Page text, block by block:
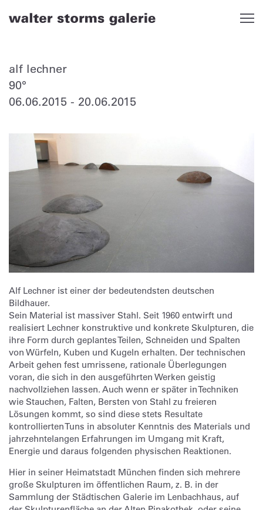
alf lechner
90°
06.06.2015 - 20.06.2015
Alf Lechner ist einer der bedeutendsten deutschen
Bildhauer.
Sein Material ist massiver Stahl. Seit 1960 entwirft und
realisiert Lechner konstruktive und konkrete Skulpturen, die
ihre Form durch geplantes Teilen, Schneiden und Spalten
von Würfeln, Kuben und Kugeln erhalten. Der technischen
Arbeit gehen fest umrissene, rationale Überlegungen
voran, die sich in den ausgeführten Werken geistig
nachvollziehen lassen. Auch wenn er später in Techniken
wie Stauchen, Falten, Bersten von Stahl zu freieren
Lösungen kommt, so sind diese stets Resultate
kontrollierten Tuns in absoluter Kenntnis des Materials und
jahrzehntelangen Erfahrungen im Umgang mit Kraft,
Energie und daraus folgenden physischen Reaktionen.
Hier in seiner Heimatstadt München finden sich mehrere
große Skulpturen im öffentlichen Raum, z. B. in der
Sammlung der Städtischen Galerie im Lenbachhaus, auf